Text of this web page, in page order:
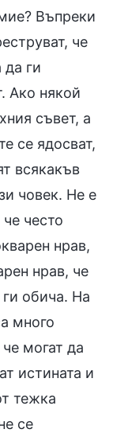
Въпреки
че
да ги
Ако някой
съвет, а
се ядосват,
всякакъв
човек. Не е
често
нрав,
нрав, че
ги обича. На
много
могат да
истината и
тежка
се